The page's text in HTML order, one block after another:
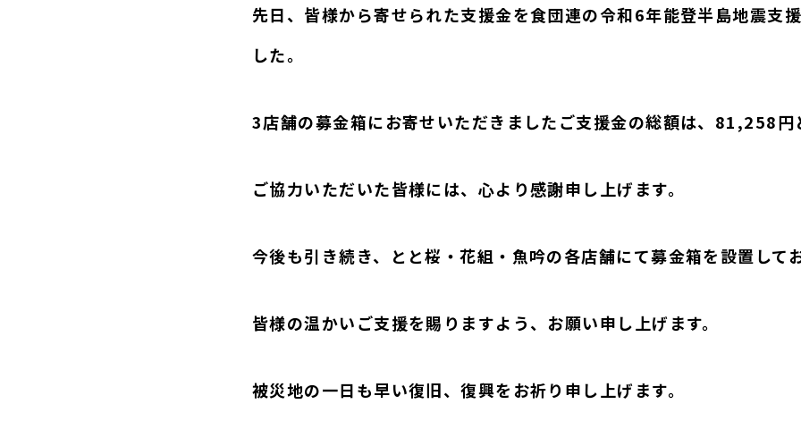
先日、皆様から寄せられた支援金を食団連の令和6年能登半島地震支
した。
3店舗の募金箱にお寄せいただきましたご支援金の総額は、81,258円
ご協力いただいた皆様には、心より感謝申し上げます。
今後も引き続き、とと桜・花組・魚吟の各店舗にて募金箱を設置して
皆様の温かいご支援を賜りますよう、お願い申し上げます。
被災地の一日も早い復旧、復興をお祈り申し上げます。